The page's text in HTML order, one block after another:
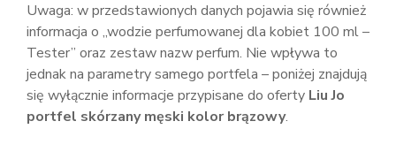
Uwaga: w przedstawionych danych pojawia się również
informacja o „wodzie perfumowanej dla kobiet 100 ml –
Tester” oraz zestaw nazw perfum. Nie wpływa to
jednak na parametry samego portfela – poniżej znajdują
się wyłącznie informacje przypisane do oferty Liu Jo
portfel skórzany męski kolor brązowy.